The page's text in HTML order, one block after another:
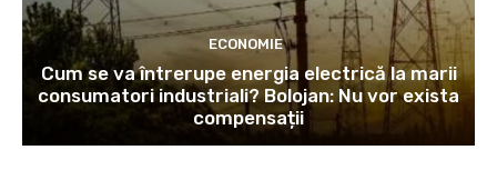
ECONOMIE
Cum se va întrerupe energia electrică la marii
consumatori industriali? Bolojan: Nu vor exista
compensații